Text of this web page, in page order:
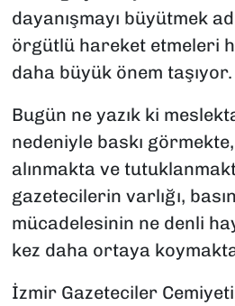
dayanışmayı büyütmek
örgütlü hareket etmeleri
daha büyük önem taşıyor.
Bugün ne yazık ki
nedeniyle baskı
alınmakta ve
gazetecilerin varlığı,
mücadelesinin ne denli
kez daha ortaya
İzmir Gazeteciler